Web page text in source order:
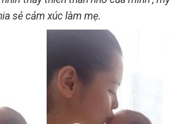
sẻ cảm xúc làm mẹ.